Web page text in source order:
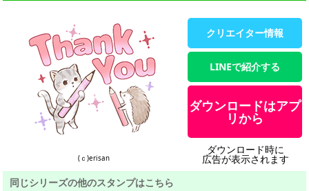
(ｃ)erisan
クリエイター情報
LINEで紹介する
ダウンロードはアプ
リから
ダウンロード時に
広告が表示されます
同じシリーズの他のスタンプはこちら